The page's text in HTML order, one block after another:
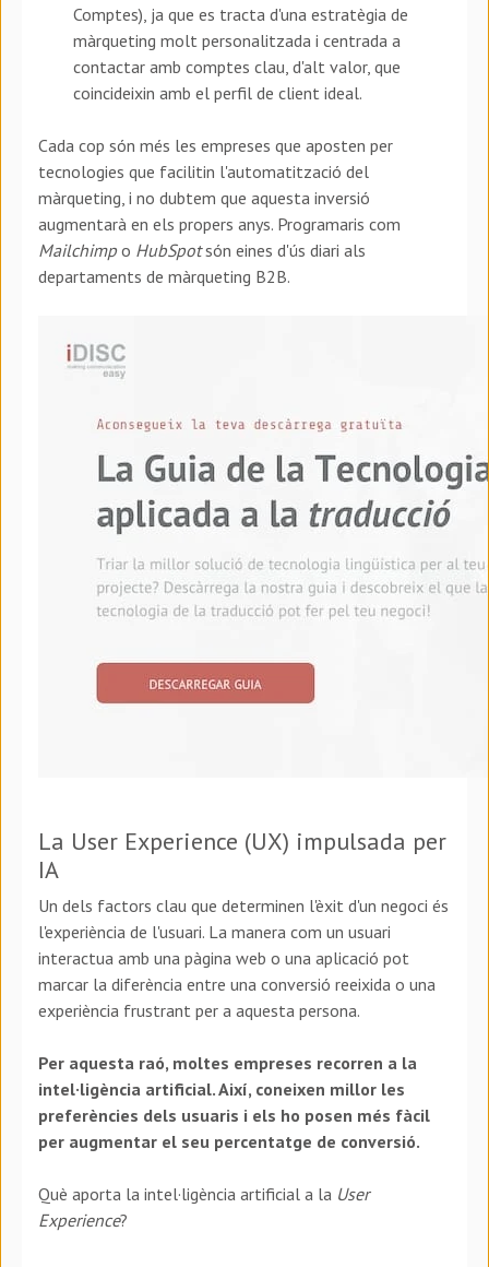
Comptes), ja que es tracta d'una estratègia de
màrqueting molt personalitzada i centrada a
contactar amb comptes clau, d'alt valor, que
coincideixin amb el perfil de client ideal.
Cada cop són més les empreses que aposten per
tecnologies que facilitin l'automatització del
màrqueting, i no dubtem que aquesta inversió
augmentarà en els propers anys. Programaris com
Mailchimpo HubSpotsón eines d'ús diari als
departaments de màrqueting B2B.
La User Experience (UX) impulsada per
IA
Un dels factors clau que determinen l'èxit d'un negoci és
l'experiència de l'usuari. La manera com un usuari
interactua amb una pàgina web o una aplicació pot
marcar la diferència entre una conversió reeixida o una
experiència frustrant per a aquesta persona.
Per aquesta raó, moltes empreses recorren a la
intel·ligència artificial. Així, coneixen millor les
preferències dels usuaris i els ho posen més fàcil
per augmentar el seu percentatge de conversió.
Què aporta la intel·ligència artificial a la User
Experience?